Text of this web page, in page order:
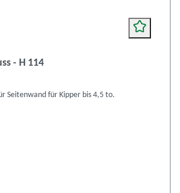
- H 114
Seitenwand für Kipper bis 4,5 to.